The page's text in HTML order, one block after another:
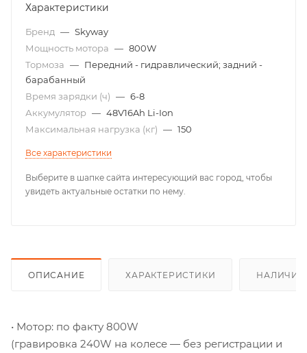
Характеристики
Бренд — Skyway
Мощность мотора — 800W
Тормоза — Передний - гидравлический; задний -
барабанный
Время зарядки (ч) — 6-8
Аккумулятор — 48V16Ah Li-Ion
Максимальная нагрузка (кг) — 150
Все характеристики
Выберите в шапке сайта интересующий вас город, чтобы
увидеть актуальные остатки по нему.
ОПИСАНИЕ ХАРАКТЕРИСТИКИ НАЛИЧИЕ
• Мотор: по факту 800W
(гравировка 240W на колесе — без регистрации и